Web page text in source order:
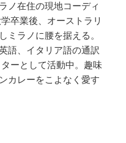
ノ在住の現地コーディ
卒業後、オーストラリ
ミラノに腰を据える。
語、イタリア語の通訳
ーとして活動中。趣味
カレーをこよなく愛す